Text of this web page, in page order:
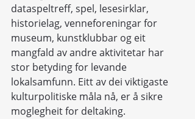
dataspeltreff, spel, lesesirklar,
historielag, venneforeningar for
museum, kunstklubbar og eit
mangfald av andre aktivitetar har
stor betyding for levande
lokalsamfunn. Eitt av dei viktigaste
kulturpolitiske måla nå, er å sikre
moglegheit for deltaking.